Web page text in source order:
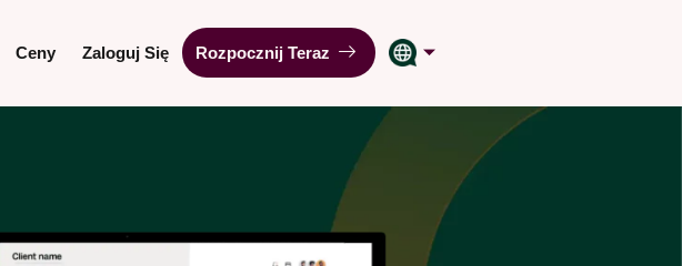
Ceny Zaloguj Się Rozpocznij Teraz